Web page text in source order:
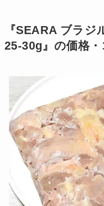
『SEARA ブラジ
25-30g』の価格・